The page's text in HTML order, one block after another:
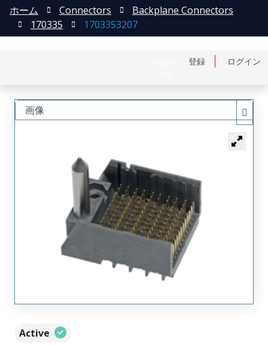
登録 ログイン
ホーム Connectors
Backplane Connectors
170335
1703353207
Active
画像